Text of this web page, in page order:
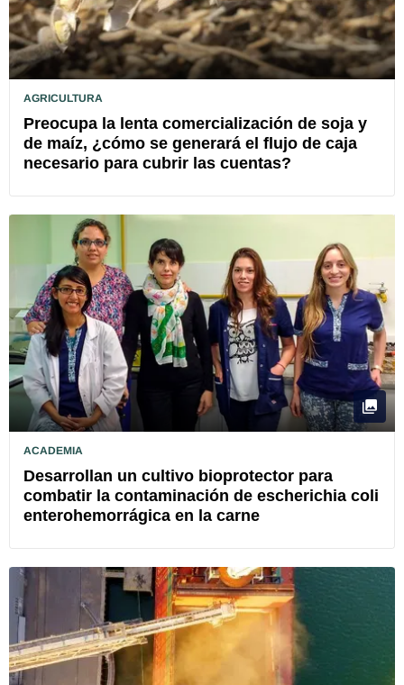
AGRICULTURA
Preocupa la lenta comercialización de soja y
de maíz, ¿cómo se generará el flujo de caja
necesario para cubrir las cuentas?
ACADEMIA
Desarrollan un cultivo bioprotector para
combatir la contaminación de escherichia coli
enterohemorrágica en la carne